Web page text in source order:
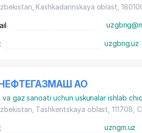
Kashkadarinskaya oblast,
uzgbng.uz
АО
gaz sanoati uchun uskunalar ishlab
Tashkentskaya oblast, 111708,
uzngm.uz